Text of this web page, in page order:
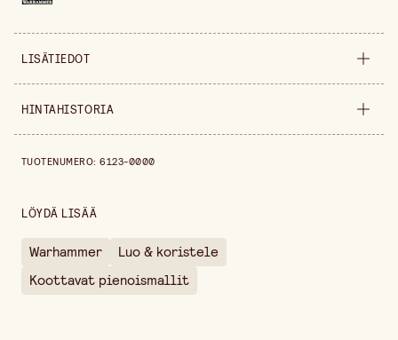
LISÄTIEDOT
Myyntiyksikkö kappale
HINTAHISTORIA
TUOTENUMERO:6123-0000
LÖYDÄ LISÄÄ
Warhammer
Luo & koristele
Koottavat pienoismallit